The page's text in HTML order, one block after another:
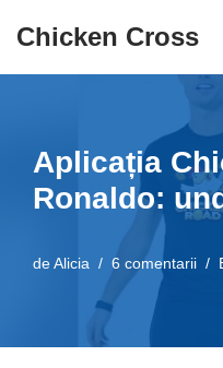
Chicken Cross
Aplicația
Ronaldo:
deAlicia 6 comentarii